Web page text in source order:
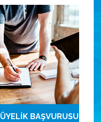
ÜYELİK BAŞVURUSU